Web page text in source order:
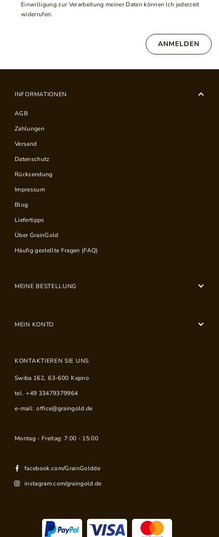
Einwilligung zur Verarbeitung meiner Daten können Ich jederzeit
widerrufen.
ANMELDEN
INFORMATIONEN
AGB
Zahlungen
Versand
Datenschutz
Rücksendung
Impressum
Blog
Liefertipps
Über GrainGold
Häufig gestellte Fragen (FAQ)
MEINE BESTELLUNG
MEIN KONTO
KONTAKTIEREN SIE UNS
Swiba 162, 63-600 Kepno
tel. +49 33479379964
e-mail: office@graingold.de
Montag - Freitag: 7:00 - 15:00
facebook.com/GrainGoldde
instagram.com/graingold.de